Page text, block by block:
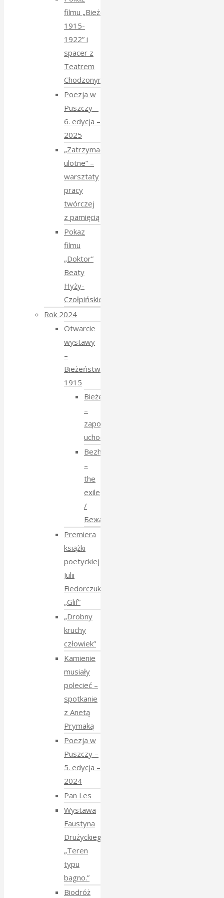
filmu „Bieżeńcy
1915-
1922” i
spacer z
Teatrem
Chodzonym
Poezja w
Puszczy –
6. edycja –
2025
„Zatrzymać
ulotne” –
warsztaty
pracy
twórczej
z pamięcią
Pokaz
filmu
„Doktor”
Beaty
Hyży-
Czołpińskiej
Rok 2024
Otwarcie
wystawy
–
Bieżeństwo
1915
Bieżeństwo
–
zapomniane
uchodźstwo
Bezhenstvo
–
the
exile
/
Бежанства
Premiera
książki
poetyckiej
Julii
Fiedorczuk
„Glif”
„Drobny
kruchy
człowiek”
Kamienie
musiały
polecieć –
spotkanie
z Anetą
Prymaką
Poezja w
Puszczy –
5. edycja –
2024
Pan Les
Wystawa
Faustyna
Drużyckiego
„Teren
typu
bagno.”
Biodróż